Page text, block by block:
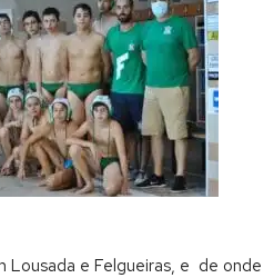
Lousada e Felgueiras, e de onde